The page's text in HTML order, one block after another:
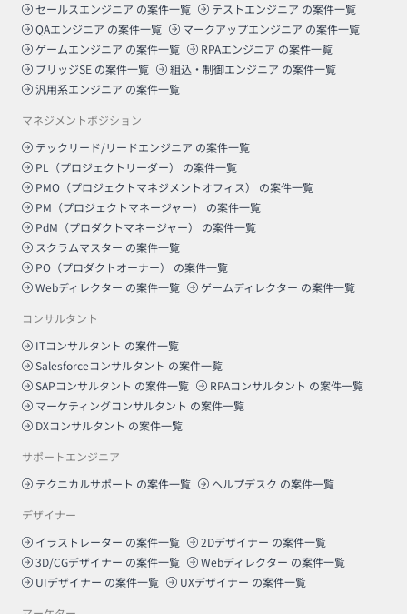
セールスエンジニア の案件一覧 テストエンジニア の案件一覧
QAエンジニア の案件一覧 マークアップエンジニア の案件一覧
ゲームエンジニア の案件一覧 RPAエンジニア の案件一覧
ブリッジSE の案件一覧 組込・制御エンジニア の案件一覧
汎用系エンジニア の案件一覧
マネジメントポジション
テックリード/リードエンジニア の案件一覧
PL（プロジェクトリーダー）
の案件一覧
PMO（プロジェクトマネジメントオフィス）
の案件一覧
PM（プロジェクトマネージャー）
の案件一覧
PdM（プロダクトマネージャー）
の案件一覧
スクラムマスター の案件一覧
PO（プロダクトオーナー）
の案件一覧
Webディレクター の案件一覧 ゲームディレクター の案件一覧
コンサルタント
ITコンサルタント の案件一覧
Salesforceコンサルタント の案件一覧
SAPコンサルタント の案件一覧 RPAコンサルタント の案件一覧
マーケティングコンサルタント の案件一覧
DXコンサルタント の案件一覧
サポートエンジニア
テクニカルサポート の案件一覧 ヘルプデスク の案件一覧
デザイナー
イラストレーター の案件一覧 2Dデザイナー の案件一覧
3D/CGデザイナー の案件一覧 Webディレクター の案件一覧
UIデザイナー の案件一覧 UXデザイナー の案件一覧